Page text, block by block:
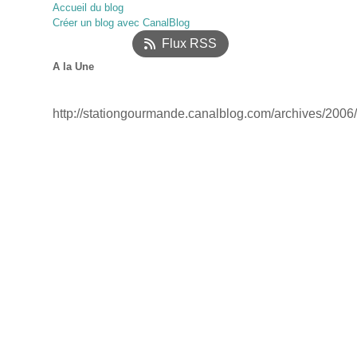
Janvier (12)
Février(17)
Janvier(18)
Mars(52)
Accueil du blog
Créer un blog avec CanalBlog
Flux RSS
A la Une
http://stationgourmande.canalblog.com/archives/